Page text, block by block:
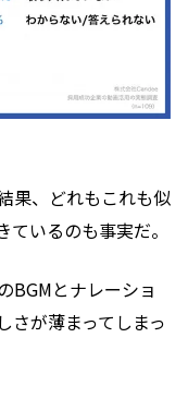
果、どれもこれも似
いるのも事実だ。
BGMとナレーショ
さが薄まってしまっ